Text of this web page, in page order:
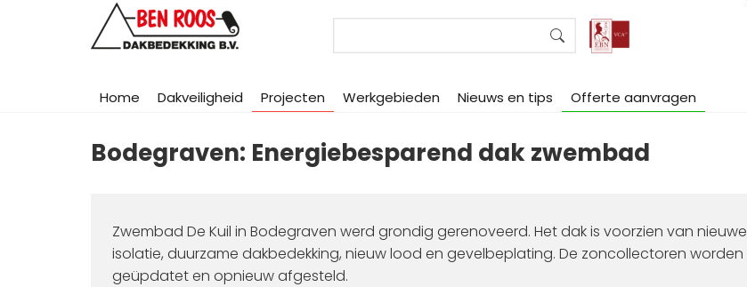
Search
Home Dakveiligheid Projecten Werkgebieden Nieuws en tips Offerte aanvragen
Bodegraven: Energiebesparend dak zwembad
Zwembad De Kuil in Bodegraven werd grondig gerenoveerd. Het dak is voorzien van nieuwe
isolatie, duurzame dakbedekking, nieuw lood en gevelbeplating. De zoncollectoren worden
geüpdatet en opnieuw afgesteld.